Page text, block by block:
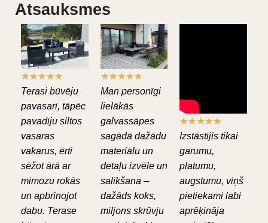
Atsauksmes
★★★★★
Terasi būvēju
pavasarī, tāpēc
pavadīju siltos
vasaras
vakarus, ērti
sēžot ārā ar
mimozu rokās
un apbrīnojot
dabu. Terase
★★★★★
Man personīgi
lielākās
galvassāpes
sagādā dažādu
materiālu un
detaļu izvēle un
salikšana –
dažāds koks,
miljons skrūvju
★★★★★
Izstāstījis tikai
garumu,
platumu,
augstumu, viņš
pietiekami labi
aprēķināja